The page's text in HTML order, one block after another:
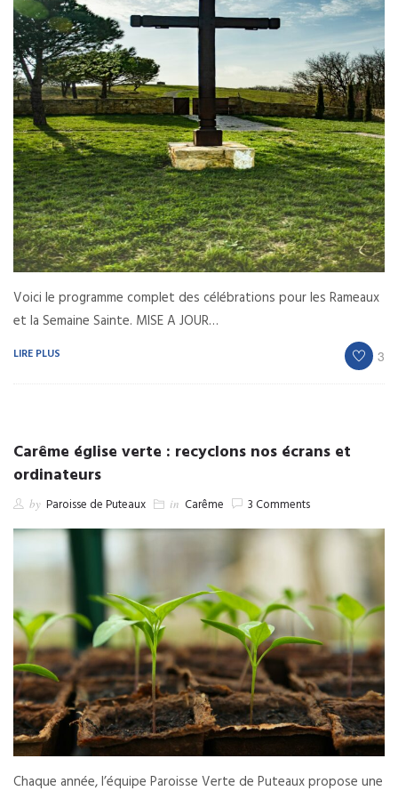
Voici le programme complet des célébrations pour les Rameaux
et la Semaine Sainte. MISE A JOUR…
LIRE PLUS 3
Carême église verte : recyclons nos écrans et
ordinateurs
by Paroisse de Puteaux in Carême 3 Comments
Chaque année, l’équipe Paroisse Verte de Puteaux propose une